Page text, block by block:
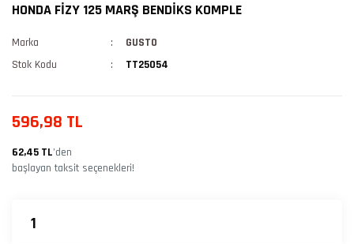
HONDA FİZY 125 MARŞ BENDİKS KOMPLE
Marka
GUSTO
Stok Kodu
TT25054
596,98 TL
62,45 TL’den
başlayan taksit seçenekleri!